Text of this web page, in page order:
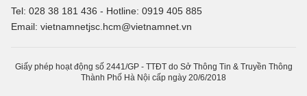
Tel: 028 38 181 436 - Hotline: 0919 405 885
Email: vietnamnetjsc.hcm@vietnamnet.vn
Giấy phép hoạt động số 2441/GP - TTĐT do Sở Thông Tin & Truyền Thông
Thành Phố Hà Nội cấp ngày 20/6/2018